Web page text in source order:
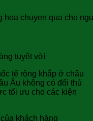
chuyen qua cho
tuyệt vời
tế rộng khắp ở châu
Âu không có đối thủ
tối ưu cho các kiện
khách hàng